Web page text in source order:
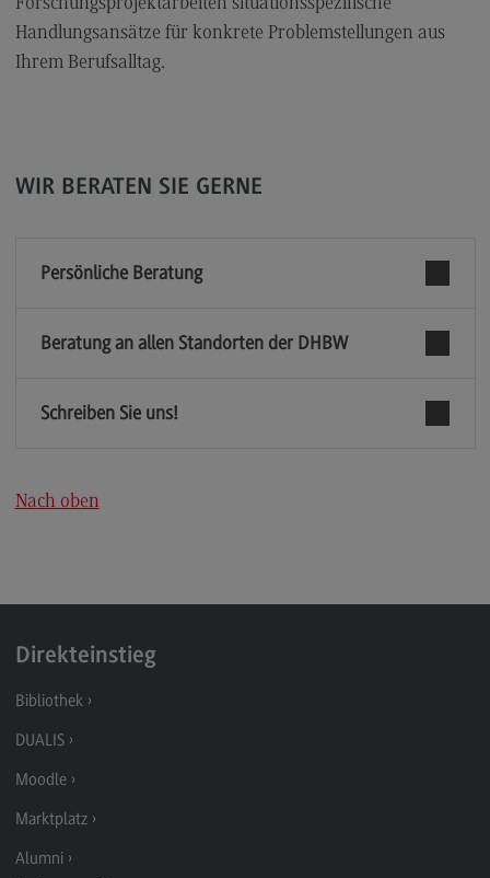
Modulangebot
Berufsperspektiven
Production
Berufsperspektiven
Transkulturelle Traumapädagogik
Modulangebot
Wirtschaftsinformatik
Berufsperspektiven
Located@Mannheim
Kontakt
Wirtschaftsingenieurwesen
Wirtschaftsingenieurwesen
Profil-O-Mat Wirtschaftsingenieurwesen
Handlungsansätze für konkrete Problemstellungen aus
Ihrem Berufsalltag.
WIR BERATEN SIE GERNE
Persönliche Beratung
Beratung an allen Standorten der DHBW
Schreiben Sie uns!
Nach oben
Direkteinstieg
Bibliothek
DUALIS
Moodle
Marktplatz
Alumni